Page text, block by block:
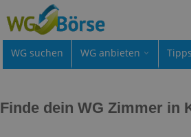
WG suchen WG anbieten Tipps
Finde dein WG Zimmer in